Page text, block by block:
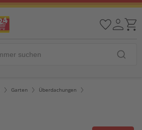
Garten
Überdachungen